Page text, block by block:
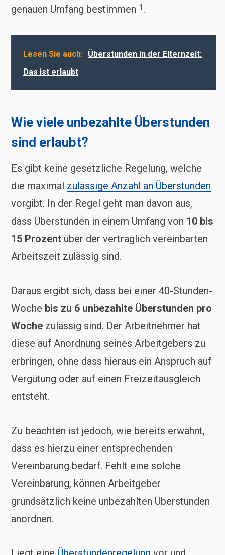
genauen Umfang bestimmen 1 .
Lesen Sie auch:
Überstunden in der Elternzeit:
Das ist erlaubt
Wie viele unbezahlte Überstunden
sind erlaubt?
Es gibt keine gesetzliche Regelung, welche
die maximal zulässige Anzahl an Überstunden
vorgibt. In der Regel geht man davon aus,
dass Überstunden in einem Umfang von 10 bis
15 Prozent über der vertraglich vereinbarten
Arbeitszeit zulässig sind.
Daraus ergibt sich, dass bei einer 40-Stunden-
Woche bis zu 6 unbezahlte Überstunden pro
Woche zulässig sind. Der Arbeitnehmer hat
diese auf Anordnung seines Arbeitgebers zu
erbringen, ohne dass hieraus ein Anspruch auf
Vergütung oder auf einen Freizeitausgleich
entsteht.
Zu beachten ist jedoch, wie bereits erwähnt,
dass es hierzu einer entsprechenden
Vereinbarung bedarf. Fehlt eine solche
Vereinbarung, können Arbeitgeber
grundsätzlich keine unbezahlten Überstunden
anordnen.